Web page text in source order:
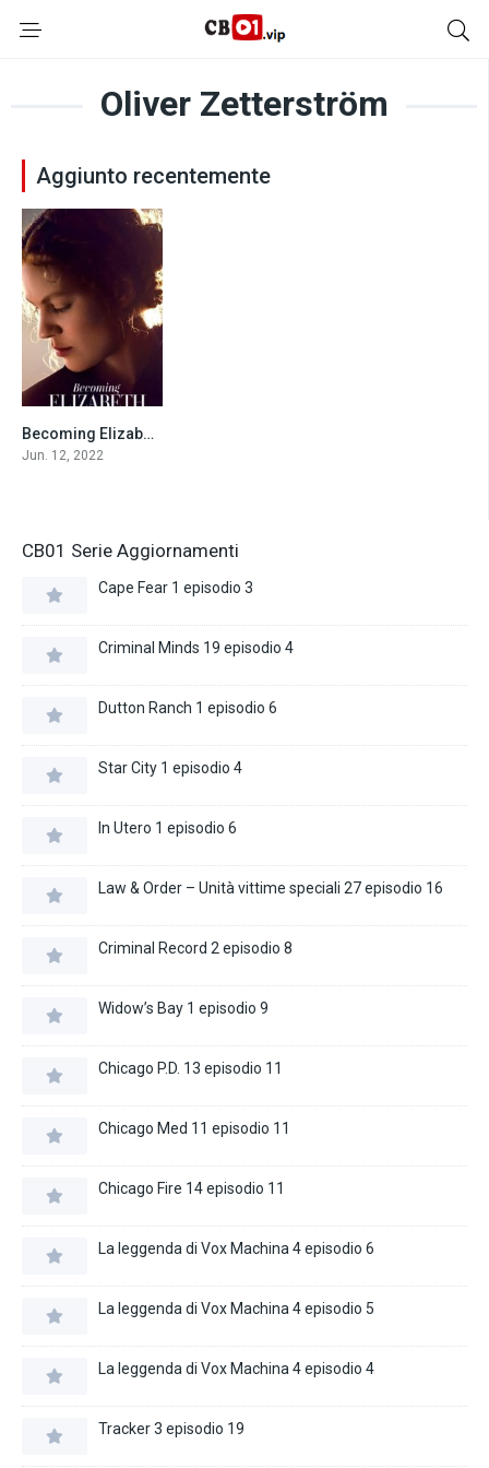
Oliver Zetterström
Aggiunto recentemente
10
Becoming Elizabeth
Jun. 12, 2022
CB01 Serie Aggiornamenti
Cape Fear 1 episodio 3
Criminal Minds 19 episodio 4
Dutton Ranch 1 episodio 6
Star City 1 episodio 4
In Utero 1 episodio 6
Law & Order – Unità vittime speciali 27 episodio 16
Criminal Record 2 episodio 8
Widow’s Bay 1 episodio 9
Chicago P.D. 13 episodio 11
Chicago Med 11 episodio 11
Chicago Fire 14 episodio 11
La leggenda di Vox Machina 4 episodio 6
La leggenda di Vox Machina 4 episodio 5
La leggenda di Vox Machina 4 episodio 4
Tracker 3 episodio 19